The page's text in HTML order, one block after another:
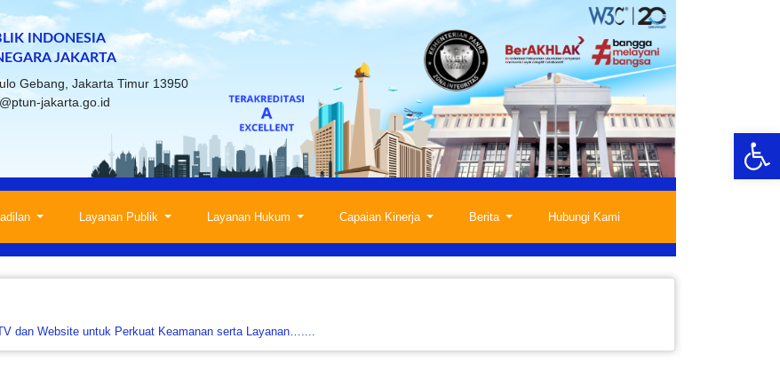
INDONESIA
JAKARTA
Gebang, Jakarta Timur 13950
jakarta.go.id
Layanan Publik Layanan Hukum Capaian Kinerja Berita Hubungi Kami
dan Website untuk Perkuat Keamanan serta Layanan…....